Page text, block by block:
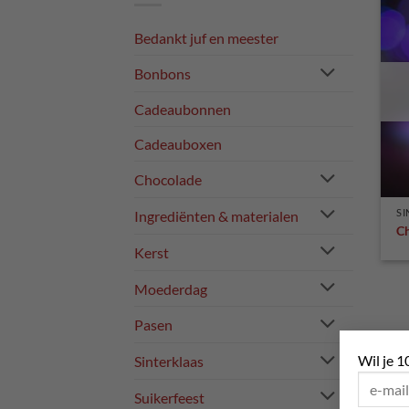
Wil je
Bedankt juf en meester
Bonbons
Cadeaubonnen
Cadeauboxen
Chocolade
Ingrediënten & materialen
Kerst
Moederdag
Pasen
Sinterklaas
Suikerfeest